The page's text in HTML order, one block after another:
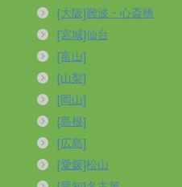
[大阪]難波・心斎橋
[宮城]仙台
[富山]
[山梨]
[岡山]
[島根]
[広島]
[愛媛]松山